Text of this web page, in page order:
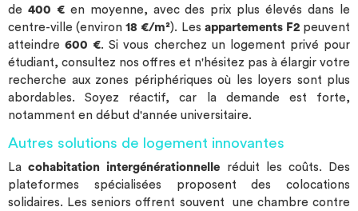
de 400 €en moyenne, avec des prix plus élevés dans le
centre-ville (environ18 €/m²). Les appartements F2peuvent
atteindre600 €. Si vous cherchez un logement privé pour
étudiant, consultez nos offres et n'hésitez pas à élargir votre
recherche aux zones périphériques où les loyers sont plus
abordables. Soyez réactif, car la demande est forte,
notamment en début d'année universitaire.
Autres solutions de logement innovantes
Lacohabitation intergénérationnelle réduit les coûts. Des
plateformes spécialisées proposent des colocations
solidaires. Les seniors offrent souvent une chambre contre